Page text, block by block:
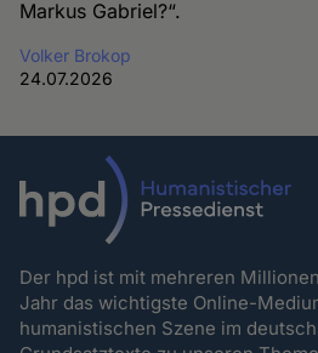
Markus Gabriel?“.
Volker Brokop
24.07.2026
Der hpd ist mit mehreren
Jahr das wichtigste Online-
humanistischen Szene im